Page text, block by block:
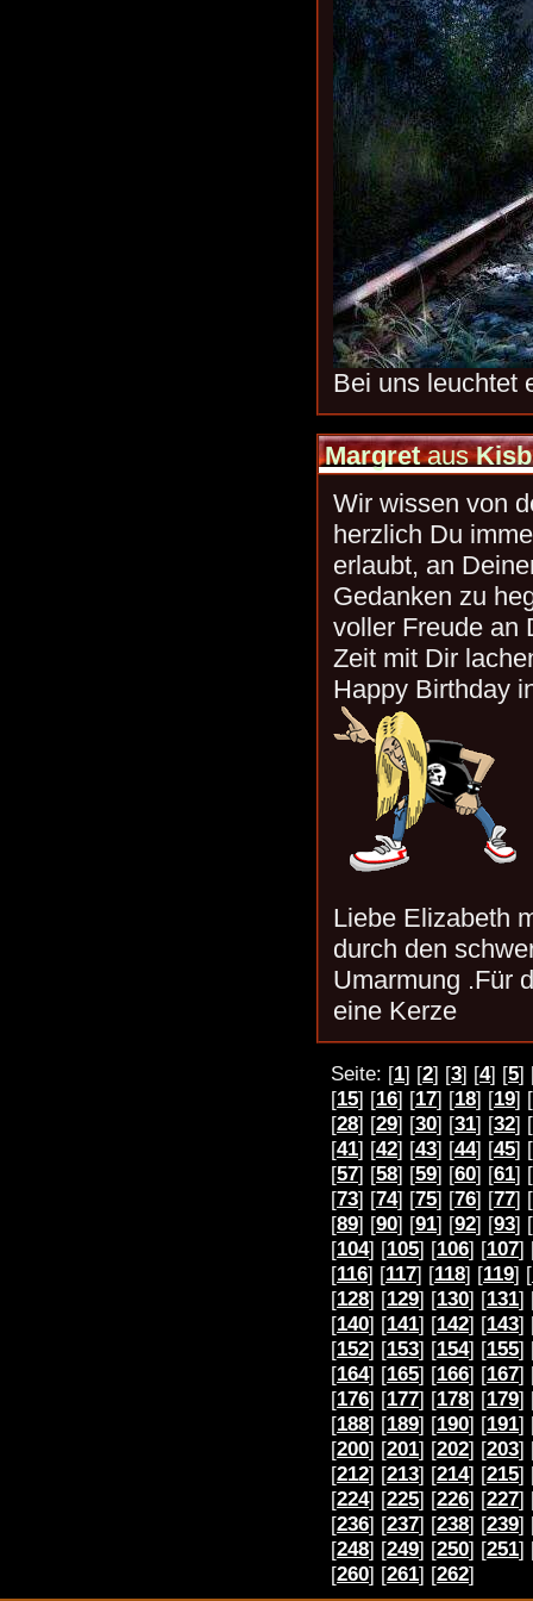
Bei uns leuchtet
Margretaus
Wir wissen von
herzlich Du
erlaubt, an
Gedanken zu
voller Freude an
Zeit mit Dir
Happy Birthday
Liebe Elizabeth
durch den
Umarmung .Für
eine Kerze
Seite: [1] [2] [3] [4] [5]
[15] [16] [17] [18] [19] [
[28] [29] [30] [31] [32] [
[41] [42] [43] [44] [45] [
[57] [58] [59] [60] [61] [
[73] [74] [75] [76] [77] [
[89] [90] [91] [92] [93] [
[104] [105] [106] [107]
[116] [117] [118] [119] [
[128] [129] [130] [131]
[140] [141] [142] [143]
[152] [153] [154] [155]
[164] [165] [166] [167]
[176] [177] [178] [179]
[188] [189] [190] [191]
[200] [201] [202] [203]
[212] [213] [214] [215]
[224] [225] [226] [227]
[236] [237] [238] [239]
[248] [249] [250] [251]
[260] [261] [262]